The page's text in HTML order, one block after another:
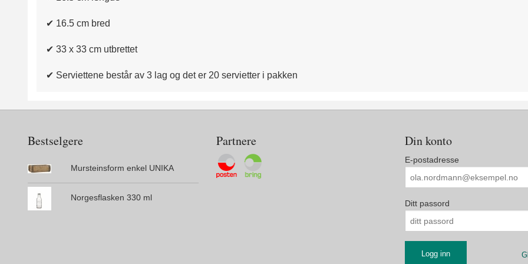
✔ 16.5 cm bred
✔ 33 x 33 cm utbrettet
✔ Serviettene består av 3 lag og det er 20 servietter i pakken
Bestselgere
Mursteinsform enkel UNIKA
Norgesflasken 330 ml
Partnere Din konto
E-postadresse
Ditt passord